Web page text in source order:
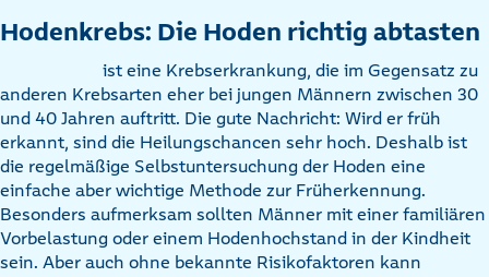
Hodenkrebs: Die Hoden richtig abtasten
ist eine Krebserkrankung, die im Gegensatz zu
anderen Krebsarten eher bei jungen Männern zwischen 30
und 40 Jahren auftritt. Die gute Nachricht: Wird er früh
erkannt, sind die Heilungschancen sehr hoch. Deshalb ist
die regelmäßige Selbstuntersuchung der Hoden eine
einfache aber wichtige Methode zur Früherkennung.
Besonders aufmerksam sollten Männer mit einer familiären
Vorbelastung oder einem Hodenhochstand in der Kindheit
sein. Aber auch ohne bekannte Risikofaktoren kann